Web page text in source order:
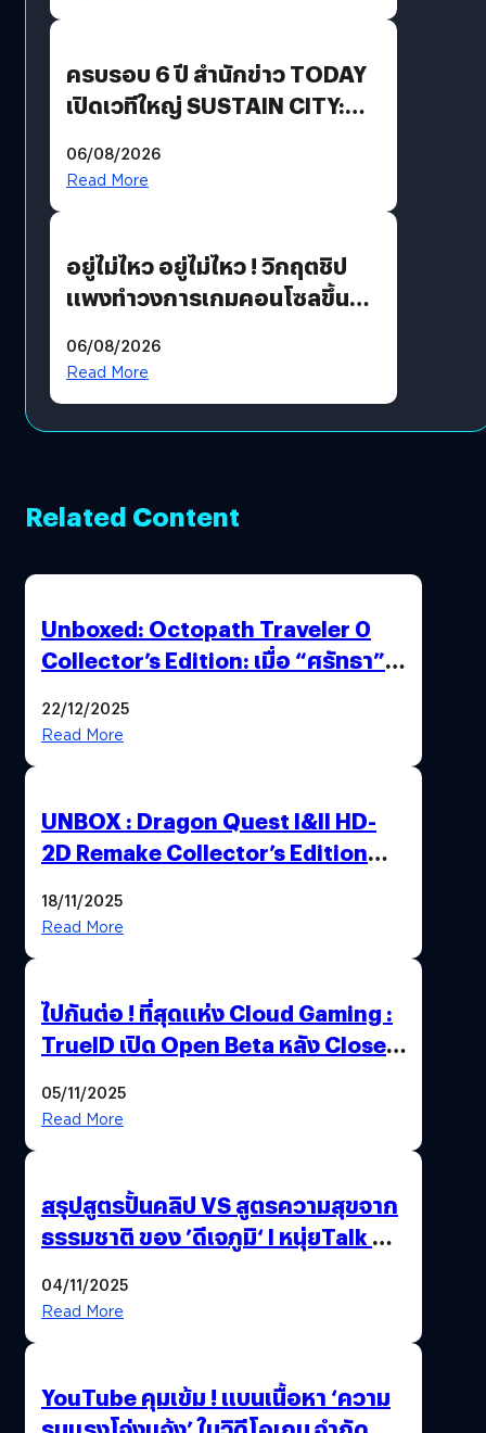
ครบรอบ 6 ปี สำนักข่าว TODAY
เปิดเวทีใหญ่ SUSTAIN CITY:
แนวทางปรับตัวสู่เศรษฐกิจสี
06/08/2026
Read More
อยู่ไม่ไหว อยู่ไม่ไหว ! วิกฤตชิป
แพงทำวงการเกมคอนโซลขึ้น
?
06/08/2026
Read More
Related Content
Unboxed: Octopath Traveler 0
Collector’s Edition: เมื่อ “ศรัทธา”
เดียว
22/12/2025
Read More
UNBOX : Dragon Quest I&II HD-
2D Remake Collector’s Edition
ที่ควรค่าแก่การสะสม !
18/11/2025
Read More
ไปกันต่อ ! ที่สุดแห่ง Cloud Gaming :
TrueID เปิด Open Beta หลัง Close
Thailand Game Show 2025 ทะลุ 15
05/11/2025
Read More
สรุปสูตรปั้นคลิป VS สูตรความสุขจาก
ธรรมชาติ ของ ’ดีเจภูมิ‘ l หนุ่ยTalk &
04/11/2025
Read More
YouTube คุมเข้ม ! แบนเนื้อหา ‘ความ